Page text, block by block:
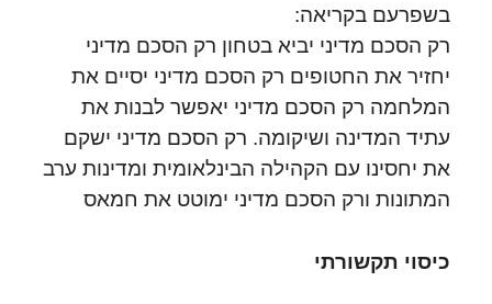
בשפרעם בקריאה:
רק הסכם מדיני יביא בטחון רק הסכם מדיני
יחזיר את החטופים רק הסכם מדיני יסיים את
המלחמה רק הסכם מדיני יאפשר לבנות את
עתיד המדינה ושיקומה. רק הסכם מדיני ישקם
את יחסינו עם הקהילה הבינלאומית ומדינות ערב
המתונות ורק הסכם מדיני ימוטט את חמאס
כיסוי תקשורתי